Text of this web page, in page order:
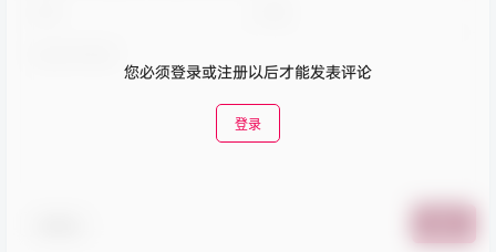
您必须登录或注册以后才能发表评论
登录